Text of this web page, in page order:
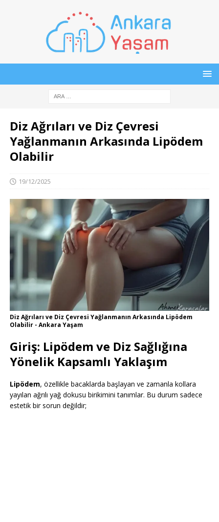
Diz Ağrıları ve Diz Çevresi
Yağlanmanın Arkasında Lipödem
Olabilir
19/12/2025
Diz Ağrıları ve Diz Çevresi Yağlanmanın Arkasında Lipödem
Olabilir - Ankara Yaşam
Giriş: Lipödem ve Diz Sağlığına
Yönelik Kapsamlı Yaklaşım
Lipödem, özellikle bacaklarda başlayan ve zamanla kollara
yayılan ağrılı yağ dokusu birikimini tanımlar. Bu durum sadece
estetik bir sorun değildir;